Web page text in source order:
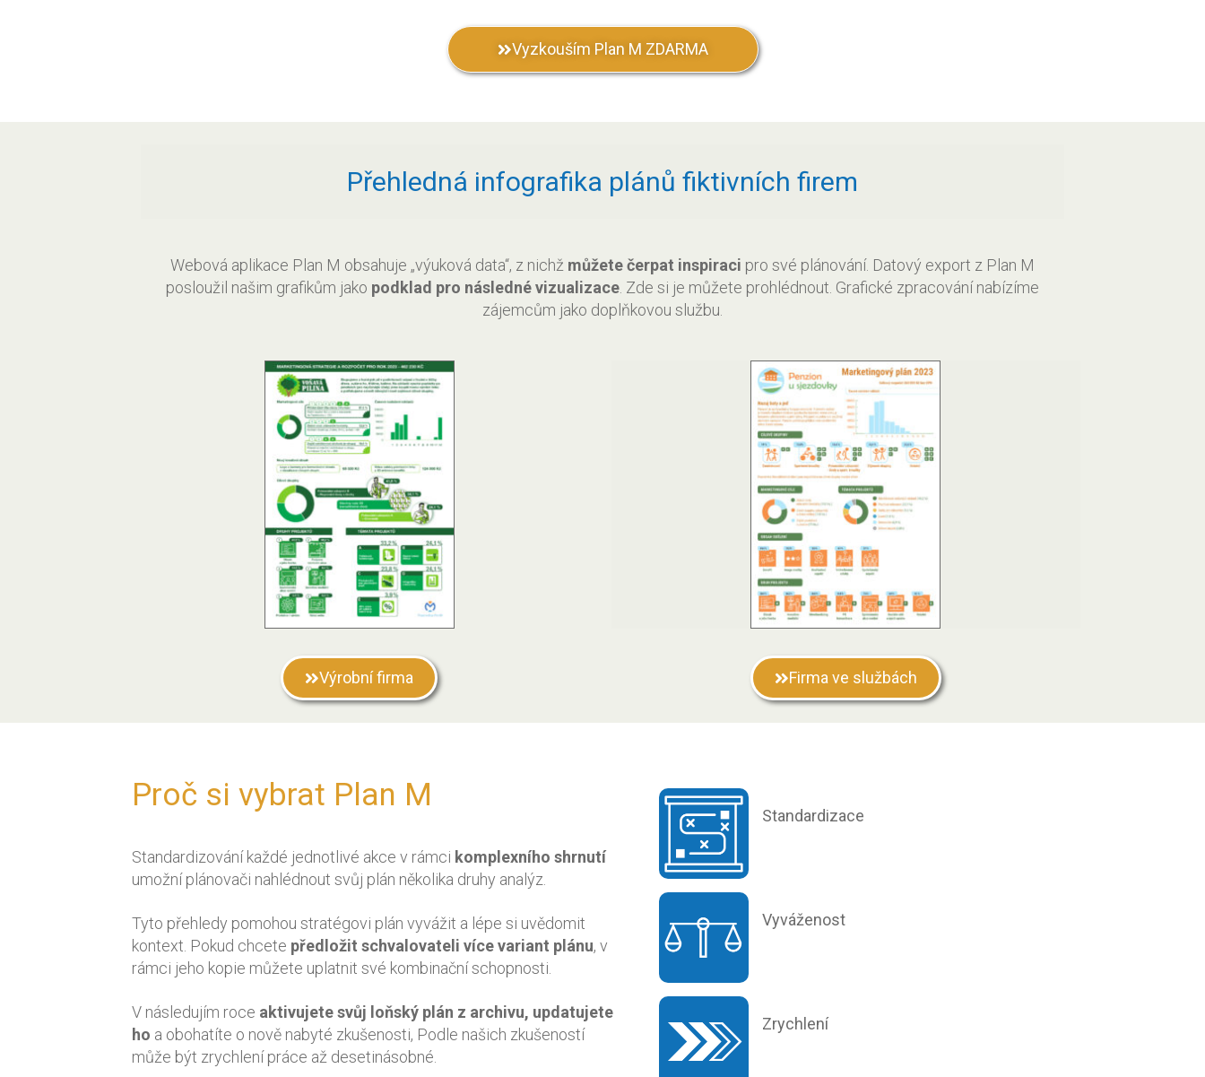
Vyzkouším Plan M ZDARMA
Přehledná infografika plánů fiktivních firem
Webová aplikace Plan M obsahuje „výuková data“, z nichž můžete čerpat inspiraci pro své plánování. Datový export z Plan M
posloužil našim grafikům jako podklad pro následné vizualizace . Zde si je můžete prohlédnout. Grafické zpracování nabízíme
zájemcům jako doplňkovou službu.
Výrobní firma Firma ve službách
Proč si vybrat Plan M
Standardizování každé jednotlivé akce v rámci komplexního shrnutí
umožní plánovači nahlédnout svůj plán několika druhy analýz.
Tyto přehledy pomohou stratégovi plán vyvážit a lépe si uvědomit
kontext. Pokud chcete předložit schvalovateli více variant plánu, v
rámci jeho kopie můžete uplatnit své kombinační schopnosti.
V následujím roce aktivujete svůj loňský plán z archivu, updatujete
ho a obohatíte o nově nabyté zkušenosti, Podle našich zkušeností
může být zrychlení práce až desetinásobné.
Standardizace
Vyváženost
Zrychlení